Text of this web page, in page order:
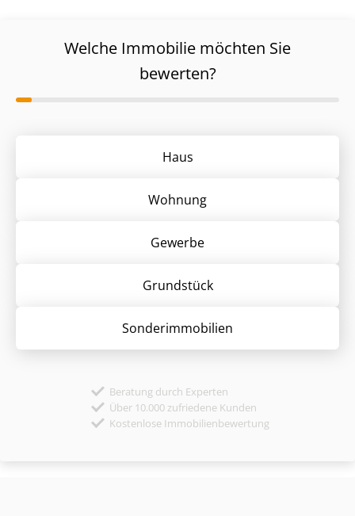
Welche Immobilie möchten Sie
bewerten?
Haus
Wohnung
Gewerbe
Grund­stück
Sonder­immobilien
Beratung durch Experten
Über 10.000 zufriedene Kunden
Kostenlose Immobilienbewertung